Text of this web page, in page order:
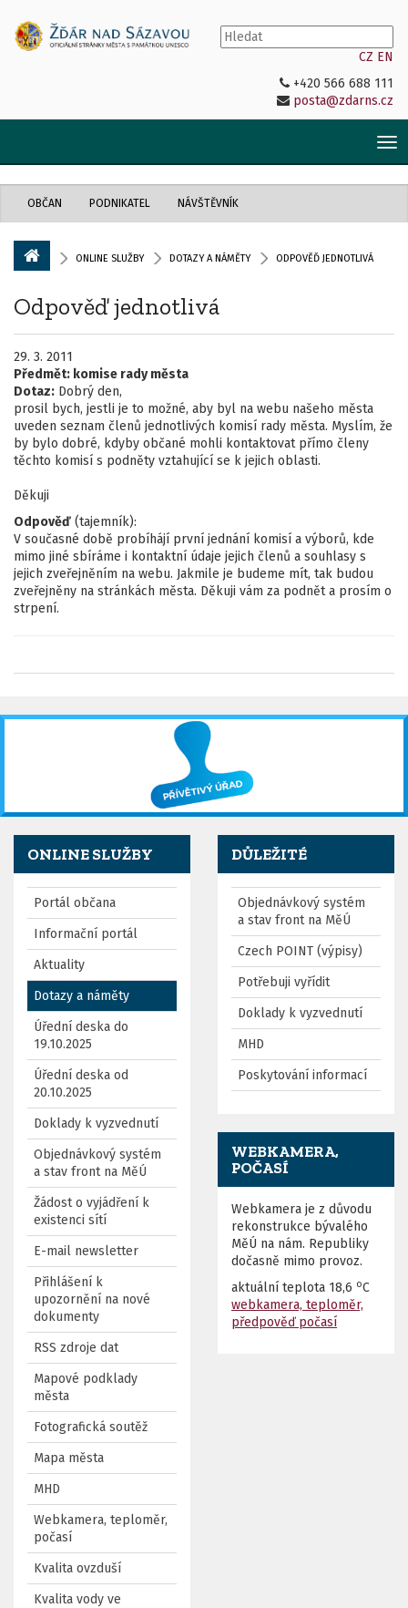
CZ EN
+420 566 688 111
posta@zdarns.cz
OBČAN PODNIKATEL NÁVŠTĚVNÍK
ONLINE SLUŽBY DOTAZY A NÁMĚTY ODPOVĚĎ JEDNOTLIVÁ
Odpověď jednotlivá
29. 3. 2011
Předmět: komise rady města
Dotaz: Dobrý den,
prosil bych, jestli je to možné, aby byl na webu našeho města
uveden seznam členů jednotlivých komisí rady města. Myslím, že
by bylo dobré, kdyby občané mohli kontaktovat přímo členy
těchto komisí s podněty vztahující se k jejich oblasti.
Děkuji
Odpověď (tajemník):
V současné době probíhájí první jednání komisí a výborů, kde
mimo jiné sbíráme i kontaktní údaje jejich členů a souhlasy s
jejich zveřejněním na webu. Jakmile je budeme mít, tak budou
zveřejněny na stránkách města. Děkuji vám za podnět a prosím o
strpení.
ONLINE SLUŽBY
Portál občana
Informační portál
Aktuality
Dotazy a náměty
Úřední deska do
19.10.2025
Úřední deska od
20.10.2025
Doklady k vyzvednutí
Objednávkový systém
a stav front na MěÚ
Žádost o vyjádření k
existenci sítí
E-mail newsletter
Přihlášení k
upozornění na nové
dokumenty
RSS zdroje dat
Mapové podklady
města
Fotografická soutěž
Mapa města
MHD
Webkamera, teploměr,
počasí
Kvalita ovzduší
Kvalita vody ve
DŮLEŽITÉ
Objednávkový systém
a stav front na MěÚ
Czech POINT (výpisy)
Potřebuji vyřídit
Doklady k vyzvednutí
MHD
Poskytování informací
WEBKAMERA,
POČASÍ
Webkamera je z důvodu
rekonstrukce bývalého
MěÚ na nám. Republiky
dočasně mimo provoz.
aktuální teplota 18,6 oC
webkamera, teploměr,
předpověď počasí